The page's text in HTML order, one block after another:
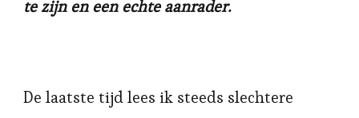
te zijn en een echte aanrader.
De laatste tijd lees ik steeds slechtere